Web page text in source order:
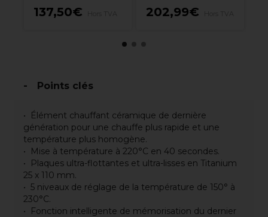
137,50€ 202,99€
Points clés
Élément chauffant céramique de dernière
génération pour une chauffe plus rapide et une
température plus homogène.
Mise à température à 220°C en 40 secondes.
Plaques ultra-flottantes et ultra-lisses en Titanium
25 x 110 mm.
5 niveaux de réglage de la température de 150° à
230°C.
Fonction intelligente de mémorisation du dernier